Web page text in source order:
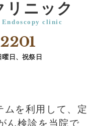
リニック
clinic
日、祝祭日